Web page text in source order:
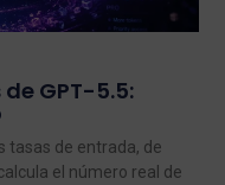
GPT-5.5:
tasas de entrada, de
el número real de